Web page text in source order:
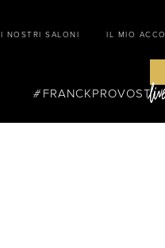
I NOSTRI SALONI IL MIO
FRANCKPROVOST